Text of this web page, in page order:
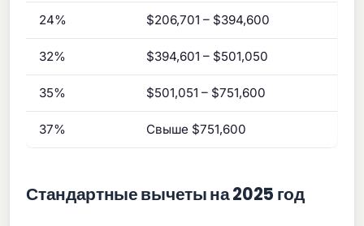
24% $206,701 – $394,600
32% $394,601 – $501,050
35% $501,051 – $751,600
37% Свыше $751,600
Стандартные вычеты на 2025 год